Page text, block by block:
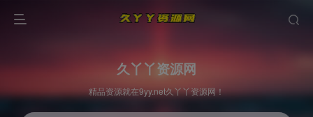
久丫丫资源网
精品资源就在9yy.net久丫丫资源网！